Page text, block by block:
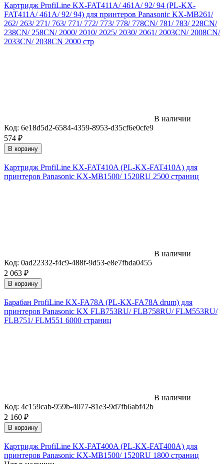
Картридж ProfiLine KX-FAT411A/ 461A/ 92/ 94 (PL-KX-
FAT411A/ 461A/ 92/ 94) для принтеров Panasonic KX-MB261/
262/ 263/ 271/ 763/ 771/ 772/ 773/ 778/ 778CN/ 781/ 783/ 228CN/
238CN/ 258CN/ 2000/ 2010/ 2025/ 2030/ 2061/ 2003CN/ 2008CN/
2033CN/ 2038CN 2000 стр
В наличии
Код: 6e18d5d2-6584-4359-8953-d35cf6e0cfe9
574 ₽
В корзину
Картридж ProfiLine KX-FAT410A (PL-KX-FAT410A) для
принтеров Panasonic KX-MB1500/ 1520RU 2500 страниц
В наличии
Код: 0ad22332-f4c9-488f-9d53-e8e7fbda0455
2 063 ₽
В корзину
Барабан ProfiLine KX-FA78A (PL-KX-FA78A drum) для
принтеров Panasonic KX FLB753RU/ FLB758RU/ FLM553RU/
FLB751/ FLM551 6000 страниц
В наличии
Код: 4c159cab-959b-4077-81e3-9d7fb6abf42b
2 160 ₽
В корзину
Картридж ProfiLine KX-FAT400A (PL-KX-FAT400A) для
принтеров Panasonic KX-MB1500/ 1520RU 1800 страниц